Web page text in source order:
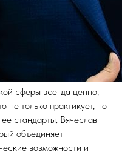
сферы всегда ценно,
не только практикует, но
стандарты. Вячеслав
объединяет
возможности и